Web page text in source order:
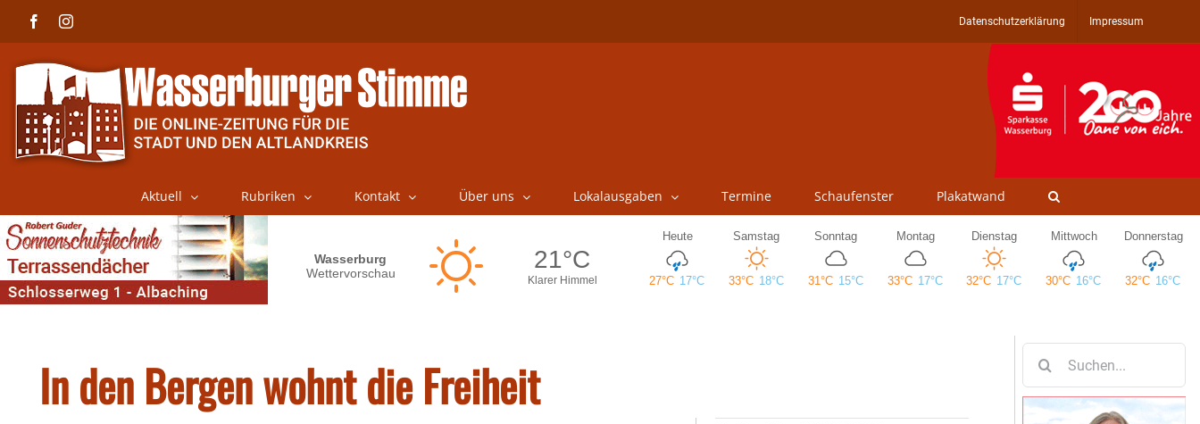
FacebookInstagram Datenschutzerklärung Impressum
Aktuell Rubriken Kontakt Über uns Lokalausgaben Termine Schaufenster Plakatwand
In den Bergen wohnt die Freiheit
nach: